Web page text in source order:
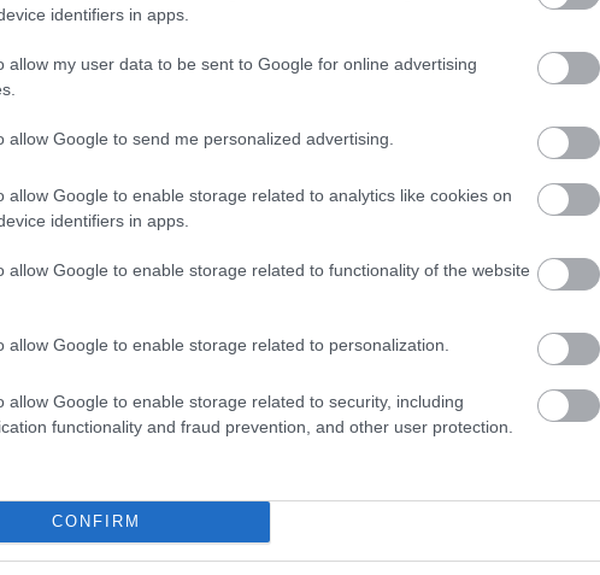
identifiers in apps.
allow my user data to be sent to Google for online advertising
allow Google to send me personalized advertising.
allow Google to enable storage related to analytics like cookies on
identifiers in apps.
allow Google to enable storage related to functionality of the website
allow Google to enable storage related to personalization.
allow Google to enable storage related to security, including
functionality and fraud prevention, and other user protection.
CONFIRM
készült műalkotás az egyik rakétás BRDM-en. Mar, mint a skorpió.